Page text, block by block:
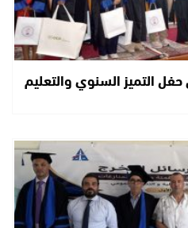
التميز السنوي والتعليم